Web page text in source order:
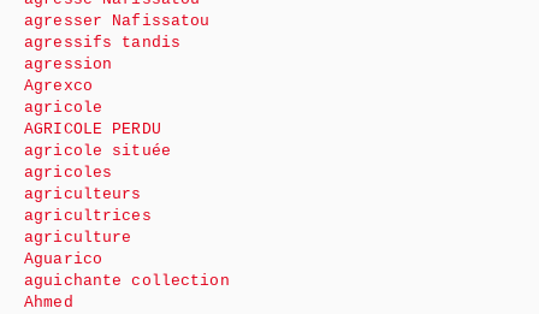
agresser Nafissatou
agressifs tandis
agression
Agrexco
agricole
AGRICOLE PERDU
agricole située
agricoles
agriculteurs
agricultrices
agriculture
Aguarico
aguichante collection
Ahmed